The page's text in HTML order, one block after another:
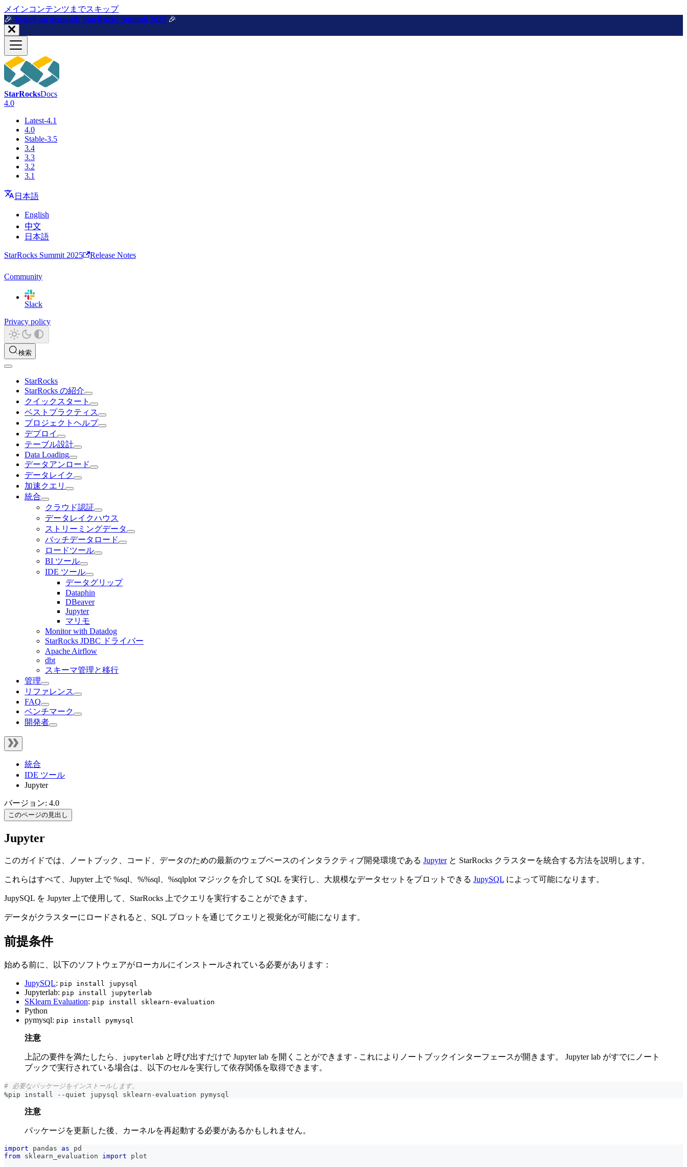
メインコンテンツまでスキップ
🎉️ Watch on demand: StarRocks Summit 2025 🎉️
StarRocksDocs
4.0
Latest-4.1
4.0
Stable-3.5
3.4
3.3
3.2
3.1
日本語
English
中文
日本語
StarRocks Summit 2025 Release Notes
Community
Slack
Privacy policy
検索
StarRocks
StarRocks の紹介
クイックスタート
ベストプラクティス
プロジェクトヘルプ
デプロイ
テーブル設計
Data Loading
データアンロード
データレイク
加速クエリ
統合
クラウド認証
データレイクハウス
ストリーミングデータ
バッチデータロード
ロードツール
BI ツール
IDE ツール
データグリップ
Dataphin
DBeaver
Jupyter
マリモ
Monitor with Datadog
StarRocks JDBC ドライバー
Apache Airflow
dbt
スキーマ管理と移行
管理
リファレンス
FAQ
ベンチマーク
開発者
統合
IDE ツール
Jupyter
バージョン: 4.0
このページの見出し
Jupyter
このガイドでは、ノートブック、コード、データのための最新のウェブベースのインタラクティブ開発環境である Jupyterと StarRocks クラスターを統合する方法を説明します。
これらはすべて、Jupyter 上で %sql、%%sql、%sqlplot マジックを介して SQL を実行し、大規模なデータセットをプロットできる JupySQL によって可能になります。
JupySQL を Jupyter 上で使用して、StarRocks 上でクエリを実行することができます。
データがクラスターにロードされると、SQL プロットを通じてクエリと視覚化が可能になります。
前提条件
始める前に、以下のソフトウェアがローカルにインストールされている必要があります：
JupySQL: pip install jupysql
Jupyterlab: pip install jupyterlab
SKlearn Evaluation: pip install sklearn-evaluation
Python
pymysql: pip install pymysql
注意
上記の要件を満たしたら、 jupyterlab と呼び出すだけで Jupyter lab を開くことができます - これによりノートブックインターフェースが開きます。 Jupyter lab がすでにノート
ブックで実行されている場合は、以下のセルを実行して依存関係を取得できます。
# 必要なパッケージをインストールします。
%pip install - - quiet jupysql sklearn -evaluation pymysql
注意
パッケージを更新した後、カーネルを再起動する必要があるかもしれません。
import pandas as pd
from sklearn_evaluation import plot